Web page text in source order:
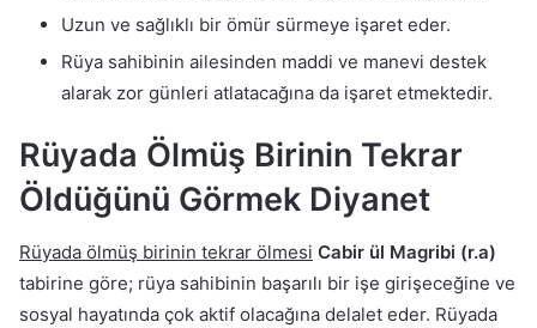
Uzun ve sağlıklı bir ömür sürmeye işaret eder.
Rüya sahibinin ailesinden maddi ve manevi destek
alarak zor günleri atlatacağına da işaret etmektedir.
Rüyada Ölmüş Birinin Tekrar
Öldüğünü Görmek Diyanet
Rüyada ölmüş birinin tekrar ölmesi Cabir ül Magribi (r.a)
tabirine göre; rüya sahibinin başarılı bir işe girişeceğine ve
sosyal hayatında çok aktif olacağına delalet eder. Rüyada